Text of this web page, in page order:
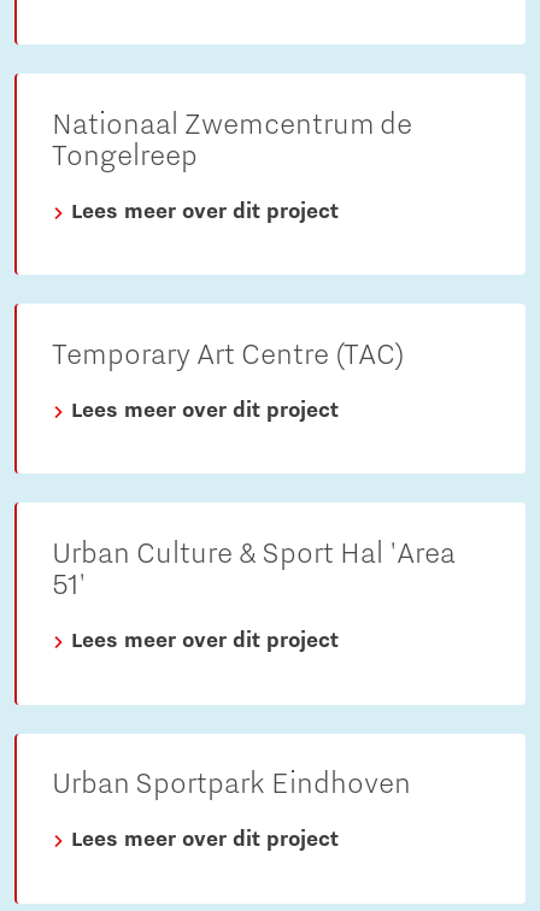
Nationaal Zwemcentrum de
Tongelreep
Lees meer over dit project
Temporary Art Centre (TAC)
Lees meer over dit project
Urban Culture & Sport Hal 'Area
51'
Lees meer over dit project
Urban Sportpark Eindhoven
Lees meer over dit project